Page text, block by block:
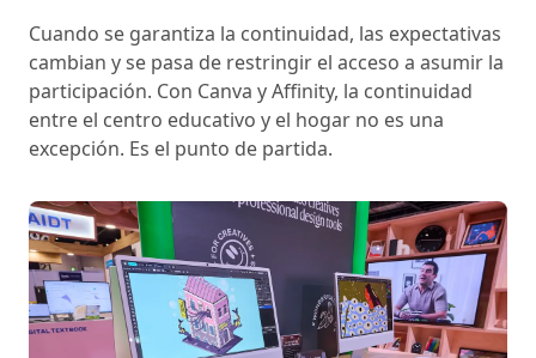
Cuando se garantiza la continuidad, las expectativas
cambian y se pasa de restringir el acceso a asumir la
participación. Con Canva y Affinity, la continuidad
entre el centro educativo y el hogar no es una
excepción. Es el punto de partida.